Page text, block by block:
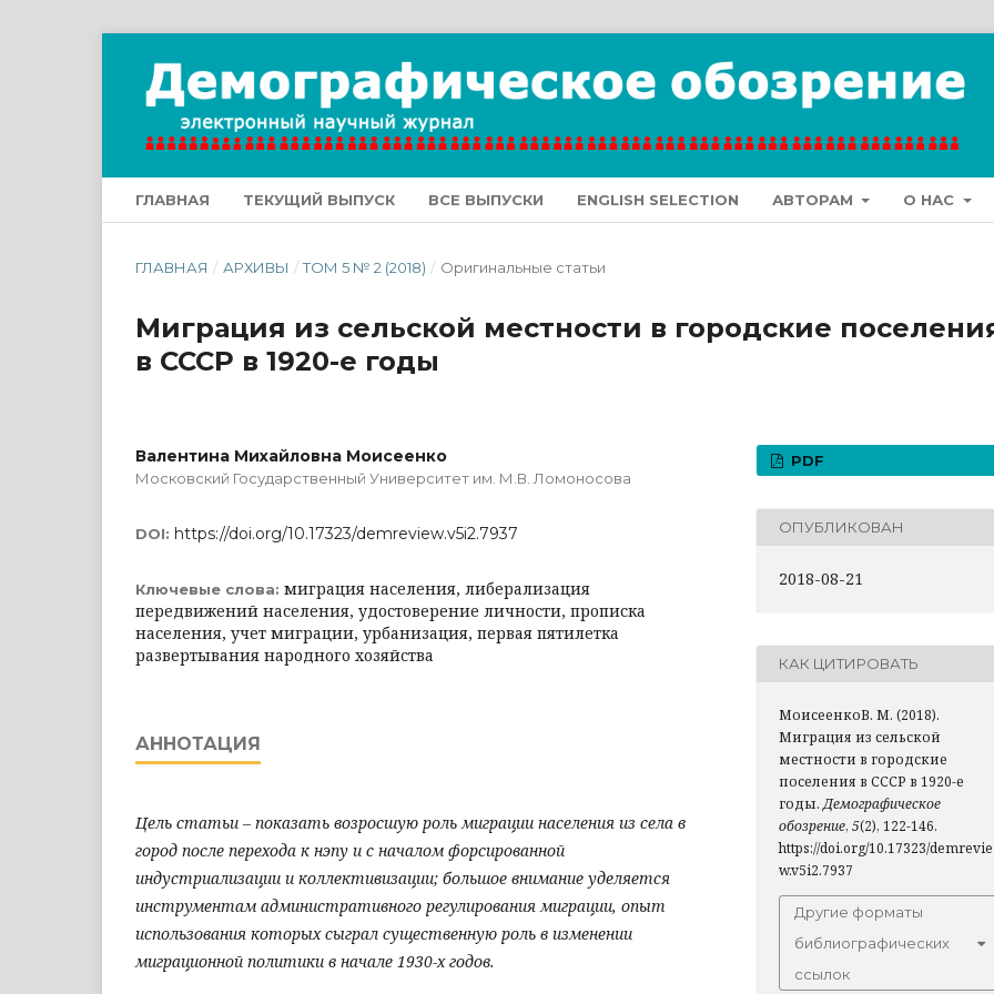
ГЛАВНАЯ ТЕКУЩИЙ ВЫПУСК ВСЕ ВЫПУСКИ ENGLISH SELECTION АВТОРАМ О НАС
ГЛАВНАЯ / АРХИВЫ / ТОМ 5 № 2 (2018) / Оригинальные статьи
Миграция из сельской местности в городские
в СССР в 1920-е годы
Валентина Михайловна Моисеенко
Московский Государственный Университет им. М.В. Ломоносова
DOI: https://doi.org/10.17323/demreview.v5i2.7937
Ключевые слова: миграция населения, либерализация
передвижений населения, удостоверение личности, прописка
населения, учет миграции, урбанизация, первая пятилетка
развертывания народного хозяйства
АННОТАЦИЯ
Цель статьи – показать возросшую роль миграции населения из села в
город после перехода к нэпу и с началом форсированной
индустриализации и коллективизации; большое внимание уделяется
инструментам административного регулирования миграции, опыт
использования которых сыграл существенную роль в изменении
миграционной политики в начале 1930-х годов.
PDF
ОПУБЛИКОВАН
2018-08-21
КАК ЦИТИРОВАТЬ
МоисеенкоВ. М. (2018).
Миграция из сельской
местности в городские
поселения в СССР в 1920-е
годы.Демографическое
обозрение, 5(2), 122-146.
https://doi.org/10.17323/demrevie
w.v5i2.7937
Другие форматы
библиографических
ссылок